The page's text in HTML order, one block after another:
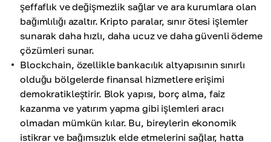
şeffaflık ve değişmezlik sağlar ve ara kurumlara olan
bağımlılığı azaltır. Kripto paralar, sınır ötesi işlemler
sunarak daha hızlı, daha ucuz ve daha güvenli ödeme
çözümleri sunar.
Blockchain, özellikle bankacılık altyapısının sınırlı
olduğu bölgelerde finansal hizmetlere erişimi
demokratikleştirir. Blok yapısı, borç alma, faiz
kazanma ve yatırım yapma gibi işlemleri aracı
olmadan mümkün kılar. Bu, bireylerin ekonomik
istikrar ve bağımsızlık elde etmelerini sağlar, hatta